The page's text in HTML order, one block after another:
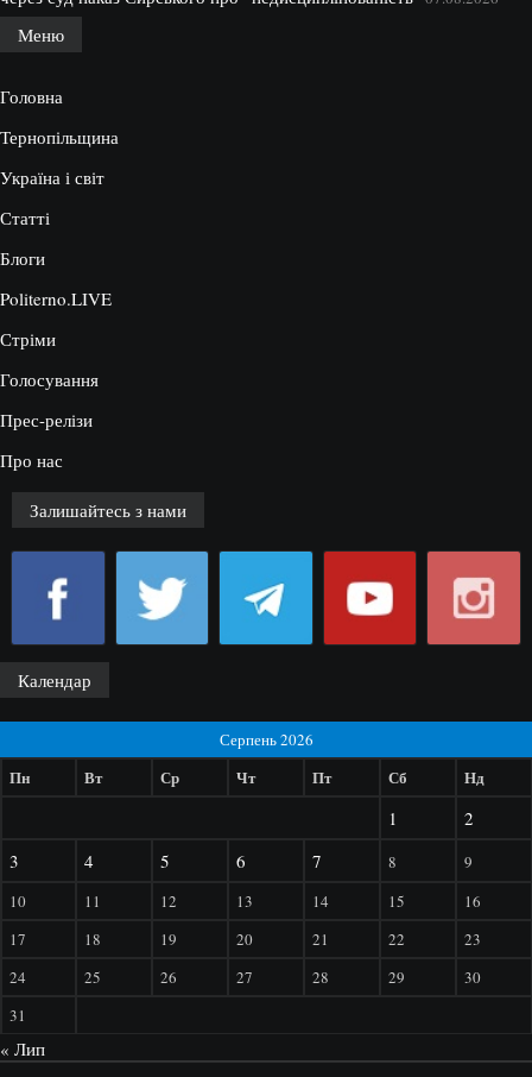
Меню
Головна
Тернопільщина
Україна і світ
Статті
Блоги
Politerno.LIVE
Стріми
Голосування
Прес-релізи
Про нас
Залишайтесь з нами
Календар
Серпень 2026
Пн Вт Ср Чт Пт Сб Нд
1
2
3
4 5 6 7 8
9
10
11 12 13 14 15
16
17
18 19 20 21 22
23
24
25 26 27 28 29
30
31
« Лип